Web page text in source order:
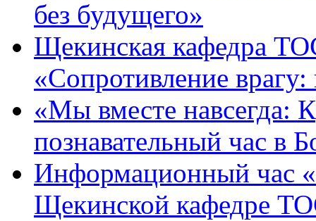
без будущего»
Щекинская кафедра
«Сопротивление
«Мы вместе навсегда:
познавательный час в
Информационный час
Щекинской кафедре